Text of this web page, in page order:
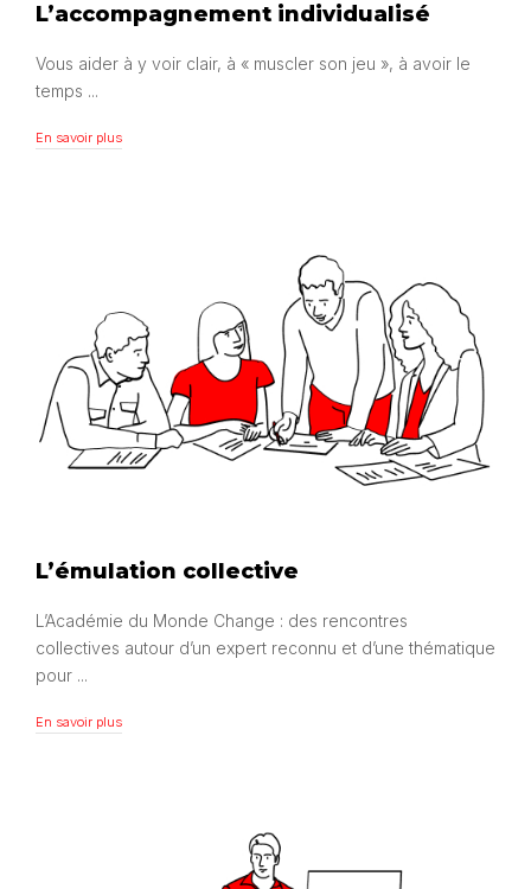
L’accompagnement individualisé
Vous aider à y voir clair, à « muscler son jeu », à avoir le
temps ...
En savoir plus
L’émulation collective
L’Académie du Monde Change : des rencontres
collectives autour d’un expert reconnu et d’une thématique
pour ...
En savoir plus